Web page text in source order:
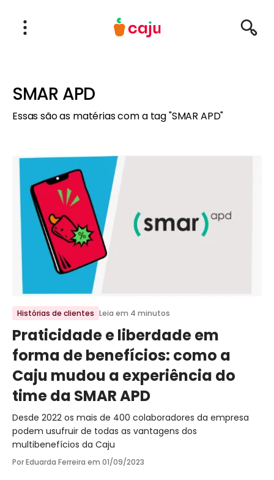
Menu Principal
Abrir Menu
SMAR APD
Essas são as matérias com a tag "SMAR APD"
Histórias de clientes Leia em 4 minutos
Praticidade e liberdade em
forma de benefícios: como a
Caju mudou a experiência do
time da SMAR APD
Desde 2022 os mais de 400 colaboradores da empresa
podem usufruir de todas as vantagens dos
multibenefícios da Caju
Por Eduarda Ferreira em 01/09/2023